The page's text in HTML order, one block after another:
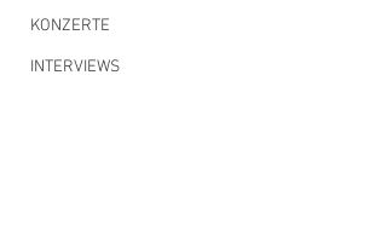
KONZERTE
INTERVIEWS